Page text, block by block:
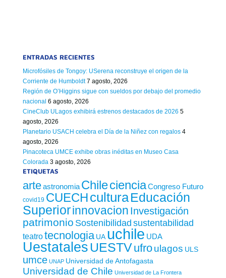
ENTRADAS RECIENTES
Microfósiles de Tongoy: USerena reconstruye el origen de la
Corriente de Humboldt 7 agosto, 2026
Región de O’Higgins sigue con sueldos por debajo del promedio
nacional 6 agosto, 2026
CineClub ULagos exhibirá estrenos destacados de 2026 5
agosto, 2026
Planetario USACH celebra el Día de la Niñez con regalos 4
agosto, 2026
Pinacoteca UMCE exhibe obras inéditas en Museo Casa
Colorada 3 agosto, 2026
ETIQUETAS
arteastronomia Chileciencia Congreso Futuro
covid19 CUECHculturaEducación
Superiorinnovacion Investigación
patrimonio Sostenibilidad sustentabilidad
teatrotecnologia UA uchile UDA
Uestatales UESTVufroulagos ULS
umce UNAP Universidad de Antofagasta
Universidad de Chile Universidad de La Frontera